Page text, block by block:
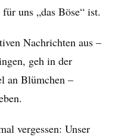
uns „das Böse“ ist.
Nachrichten aus –
geh in der
an Blümchen –
vergessen: Unser